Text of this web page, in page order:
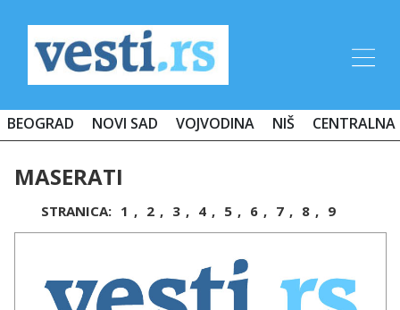
BEOGRAD NOVI SAD VOJVODINA NIŠ CENTRALNA
MASERATI
STRANICA: 1 , 2 , 3 , 4 , 5 , 6 , 7 , 8 , 9